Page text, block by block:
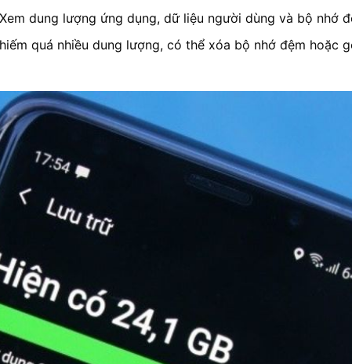
dung lượng ứng dụng, dữ liệu người dùng và bộ nhớ
quá nhiều dung lượng, có thể xóa bộ nhớ đệm hoặc